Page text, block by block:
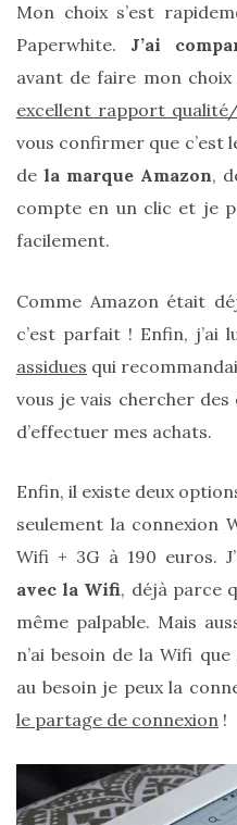
Zoom
sur
le
sac
RSVP
Paris
16/05/2026
Mon choix s’est
Paperwhite. J’ai
avant de faire mon
excellent rapport
vous confirmer que c’est
de la marque Amazon,
compte en un clic et je
facilement.
Comme Amazon était
c’est parfait ! Enfin, j’ai
assidues qui
vous je vais chercher
d’effectuer mes achats.
Enfin, il existe deux
seulement la connexion
Wifi + 3G à 190 euros.
avec la Wifi, déjà parce
même palpable. Mais
n’ai besoin de la Wifi
au besoin je peux la
le partage de connexion !